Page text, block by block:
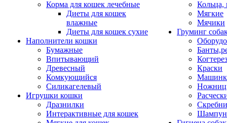
Корма для кошек лечебные
Диеты для кошек
влажные
Диеты для кошек сухие
Наполнители кошки
Бумажные
Впитывающий
Древесный
Комкующийся
Силикагелевый
Игрушки кошки
Дразнилки
Интерактивные для кошек
Кольца,
Мягкие
Мячики
Груминг
Краски